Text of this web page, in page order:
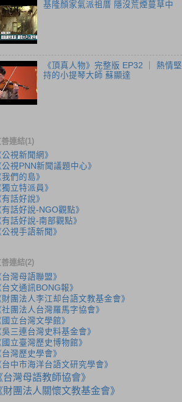
基隆顏家氣派祖厝 隱沒荒煙蔓草中
《頂真人物》完整版 EP32 ｜ 熱情堅
持的小提琴大師 蘇顯達
善連結(1)
公視新聞網》
公視PNN新聞議題中心》
我們的島》
獨立特派員》
有話好說》
有話好說-NGO觀點》
有話好說-南部觀點》
公視手語新聞》
善連結(2)
台灣母語聯盟》
台文通訊BONG報》
財團法人李江却台語文教基金會》
社團法人台灣羅馬字協會》
國立台灣文學館》
吳三連台灣史料基金會》
國立臺灣歷史博物館》
台灣歷史學會》
台中市海洋台語文研究學會》
台灣母語教師協會》
財團法人關懷文教基金會》